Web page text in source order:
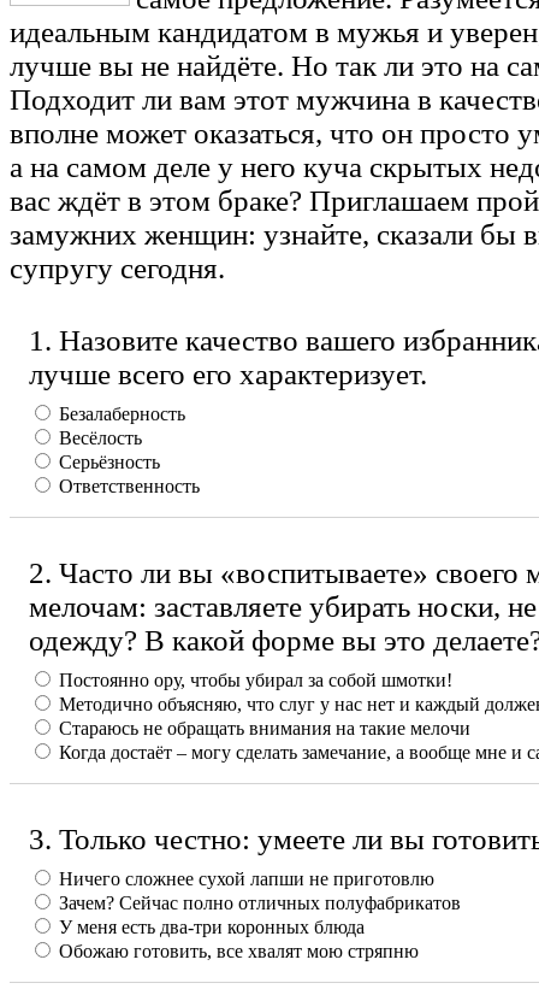
идеальным кандидатом в мужья и
лучше вы не найдёте. Но так ли это на
Подходит ли вам этот мужчина в
вполне может оказаться, что он просто
а на самом деле у него куча скрытых
вас ждёт в этом браке? Приглашаем
замужних женщин: узнайте, сказали бы
супругу сегодня.
1. Назовите качество вашего
лучше всего его характеризует.
Безалаберность
Весёлость
Серьёзность
Ответственность
2. Часто ли вы «воспитываете» своего
мелочам: заставляете убирать носки,
одежду? В какой форме вы это
Постоянно ору, чтобы убирал за собой шмотки!
Методично объясняю, что слуг у нас нет и каждый
Стараюсь не обращать внимания на такие мелочи
Когда достаёт – могу сделать замечание, а вообще мне и
3. Только честно: умеете ли вы
Ничего сложнее сухой лапши не приготовлю
Зачем? Сейчас полно отличных полуфабрикатов
У меня есть два-три коронных блюда
Обожаю готовить, все хвалят мою стряпню